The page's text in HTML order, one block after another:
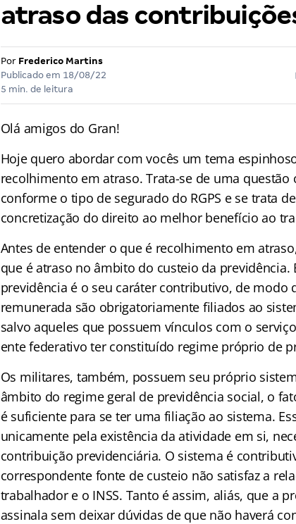
atraso das
Por Frederico Martins
Publicado em 18/08/22
5 min. de leitura
Olá amigos do Gran!
Hoje quero abordar com vocês um tema
recolhimento em atraso. Trata-se de uma
conforme o tipo de segurado do RGPS e se trata
concretização do direito ao melhor benefício ao
Antes de entender o que é recolhimento em
que é atraso no âmbito do custeio da
previdência é o seu caráter contributivo, de modo
remunerada são obrigatoriamente filiados ao
salvo aqueles que possuem vínculos com o
ente federativo ter constituído regime próprio de
Os militares, também, possuem seu próprio
âmbito do regime geral de previdência social, o
é suficiente para se ter uma filiação ao sistema.
unicamente pela existência da atividade em si,
contribuição previdenciária. O sistema é
correspondente fonte de custeio não satisfaz a
trabalhador e o INSS. Tanto é assim, aliás, que a
assinala sem deixar dúvidas de que não haverá